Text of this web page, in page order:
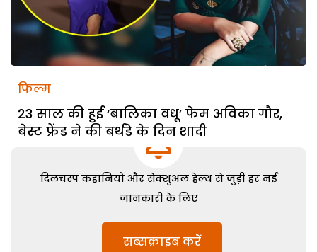
फिल्म
23 साल की हुई ‘बालिका वधू’ फेम अविका गौर,
बेस्ट फ्रेंड ने की बर्थडे के दिन शादी
दिलचस्प कहानियों और सेक्शुअल हेल्थ से जुड़ी हर नई
जानकारी के लिए
सब्सक्राइब करें